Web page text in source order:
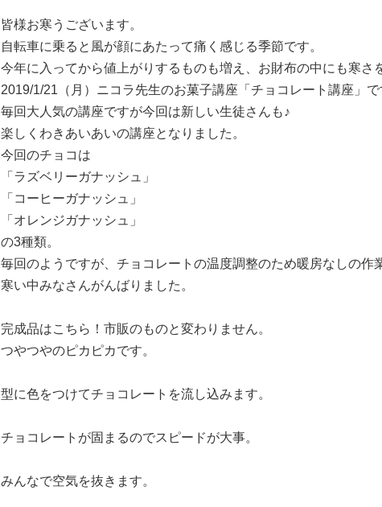
ト
先
生
の
世
界
の
料
室】
は
皆様お寒うございます。
自転車に乗ると風が顔にあたって痛く感じる季節です。
今年に入ってから値上がりするものも増え、お財布の中にも寒さ
2019/1/21（月）ニコラ先生のお菓子講座「チョコレート講座」で
毎回大人気の講座ですが今回は新しい生徒さんも♪
楽しくわきあいあいの講座となりました。
今回のチョコは
「ラズベリーガナッシュ」
「コーヒーガナッシュ」
「オレンジガナッシュ」
の3種類。
毎回のようですが、チョコレートの温度調整のため暖房なしの作
寒い中みなさんがんばりました。
完成品はこちら！市販のものと変わりません。
つやつやのピカピカです。
型に色をつけてチョコレートを流し込みます。
チョコレートが固まるのでスピードが大事。
みんなで空気を抜きます。